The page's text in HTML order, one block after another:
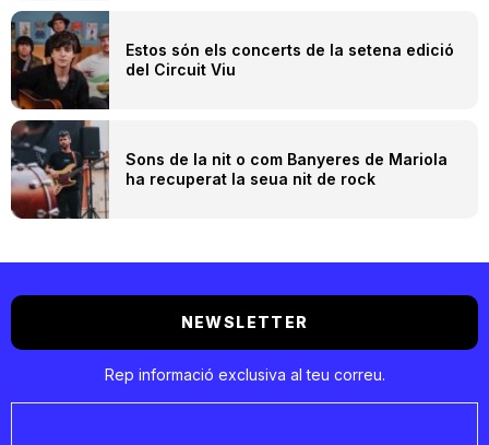
Estos són els concerts de la setena edició
del Circuit Viu
Sons de la nit o com Banyeres de Mariola
ha recuperat la seua nit de rock
NEWSLETTER
Rep informació exclusiva al teu correu.